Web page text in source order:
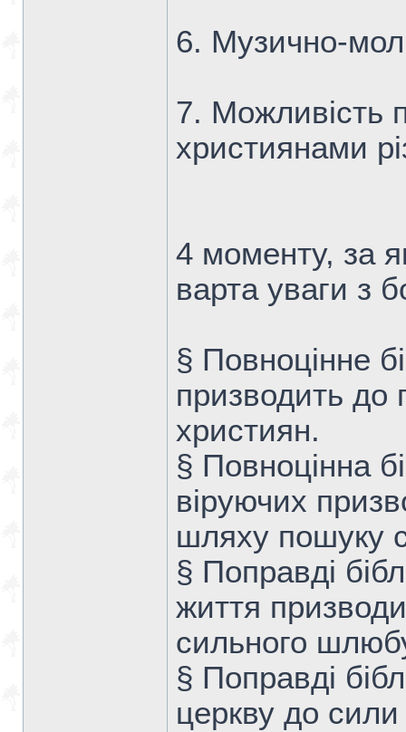
6. Музично-
7. Можливість
християнами
4 моменту, за
варта уваги з
§ Повноцінне
призводить до
християн.
§ Повноцінна
віруючих
шляху пошуку
§ Поправді
життя
сильного
§ Поправді
церкву до сили